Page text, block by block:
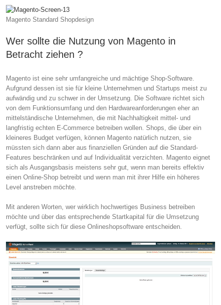
Magento Standard Shopdesign
Wer sollte die Nutzung von Magento in
Betracht ziehen ?
Magento ist eine sehr umfangreiche und mächtige Shop-Software.
Aufgrund dessen ist sie für kleine Unternehmen und Startups meist zu
aufwändig und zu schwer in der Umsetzung. Die Software richtet sich
von dem Funktionsumfang und den Hardwareanforderungen eher an
mittelständische Unternehmen, die mit Nachhaltigkeit mittel- und
langfristig echten E-Commerce betreiben wollen. Shops, die über ein
kleineres Budget verfügen, können Magento natürlich nutzen, sie
müssten sich dann aber aus finanziellen Gründen auf die Standard-
Features beschränken und auf Individualität verzichten. Magento eignet
sich als Ausgangsbasis meistens sehr gut, wenn man bereits effektiv
einen Online-Shop betreibt und wenn man mit ihrer Hilfe ein höheres
Level anstreben möchte.
Mit anderen Worten, wer wirklich hochwertiges Business betreiben
möchte und über das entsprechende Startkapital für die Umsetzung
verfügt, sollte sich für diese Onlineshopsoftware entscheiden.